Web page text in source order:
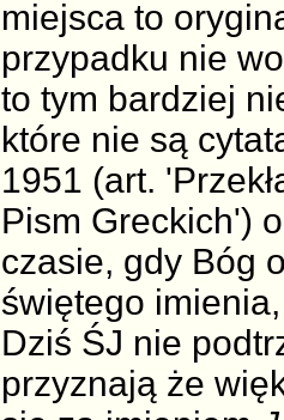
miejsca to
przypadku nie
to tym bardziej
które nie są
1951 (art.
Pism Greckich')
czasie, gdy Bóg
świętego
Dziś ŚJ nie
przyznają że